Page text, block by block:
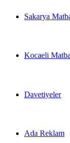
Sakarya
Kocaeli
Davetiyeler
Ada Reklam